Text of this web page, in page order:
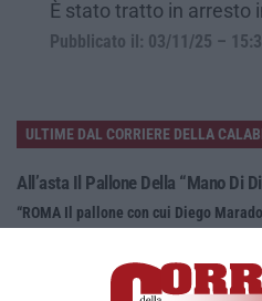
È stato tratto in arresto
Pubblicato il: 03/11/25 –
ULTIME DAL CORRIERE DELLA
All’asta Il Pallone Della “mano Di
“ROMA Il pallone con cui Diego
08 Agosto, 23:28